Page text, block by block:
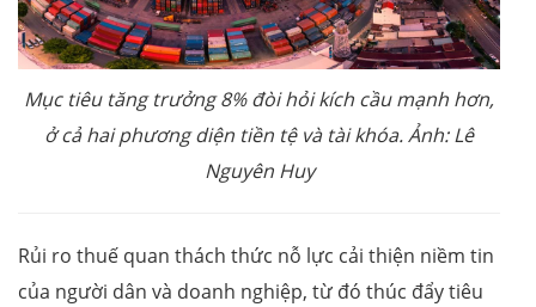
Mục tiêu tăng trưởng 8% đòi hỏi kích cầu mạnh hơn,
ở cả hai phương diện tiền tệ và tài khóa. Ảnh: Lê
Nguyên Huy
Rủi ro thuế quan thách thức nỗ lực cải thiện niềm tin
của người dân và doanh nghiệp, từ đó thúc đẩy tiêu